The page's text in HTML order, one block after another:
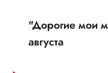
"Дорогие мои
августа